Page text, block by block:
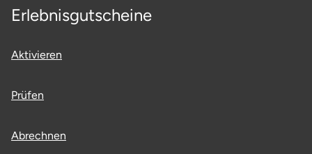
Erlebnisgutscheine
Aktivieren
Prüfen
Abrechnen
Oder-Spree
Oldenburg